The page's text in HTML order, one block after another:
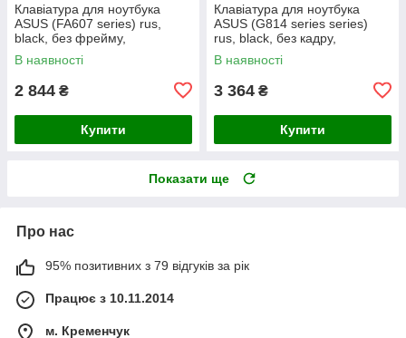
Клавіатура для ноутбука
ASUS (FA607 series) rus,
black, без фрейму,
підсвічування клавіш (RGB)
В наявності
2 844 ₴
Купити
Клавіатура для ноутбука
ASUS (G814 series series)
rus, black, без кадру,
підсвічування клавіш (RGB 4)
В наявності
3 364 ₴
Купити
Показати ще
Про нас
95% позитивних з 79 відгуків за рік
Працює з 10.11.2014
м. Кременчук